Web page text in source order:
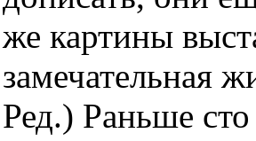
же картины
замечательная
Ред.) Раньше сто